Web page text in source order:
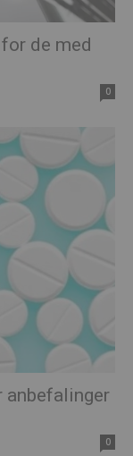
de med
0
anbefalinger
0